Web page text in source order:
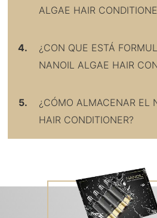
ALGAE HAIR
4.
¿CON QUE ESTÁ
NANOIL ALGAE HAIR
5.
¿CÓMO ALMACENAR EL
HAIR CONDITIONER?